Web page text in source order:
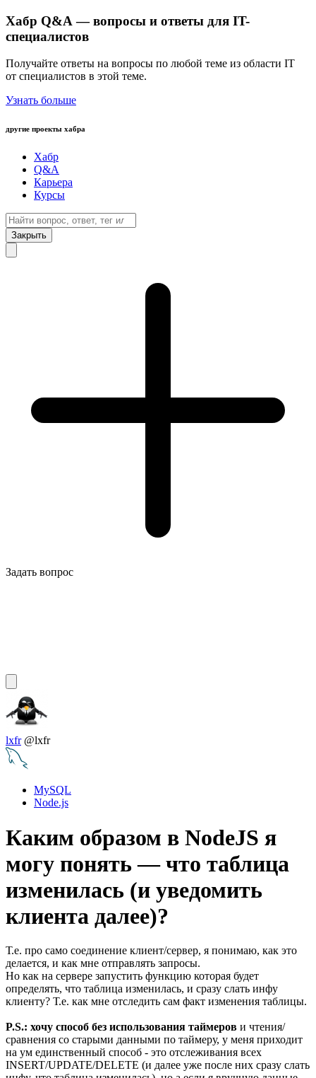
Хабр Q&A — вопросы и ответы для IT-
специалистов
Получайте ответы на вопросы по любой теме из области IT
от специалистов в этой теме.
Узнать больше
другие проекты хабра
Хабр
Q&A
Карьера
Курсы
Закрыть
Задать вопрос
lxfr @lxfr
MySQL
Node.js
Каким образом в NodeJS я
могу понять — что таблица
изменилась (и уведомить
клиента далее)?
Т.е. про само соединение клиент/сервер, я понимаю, как это
делается, и как мне отправлять запросы.
Но как на сервере запустить функцию которая будет
определять, что таблица изменилась, и сразу слать инфу
клиенту? Т.е. как мне отследить сам факт изменения таблицы.
P.S.: хочу способ без использования таймеров и чтения/
сравнения со старыми данными по таймеру, у меня приходит
на ум единственный способ - это отслеживания всех
INSERT/UPDATE/DELETE (и далее уже после них сразу слать